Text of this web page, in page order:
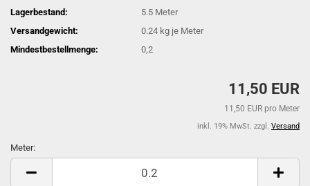
Lagerbestand: 5.5 Meter
Versandgewicht:
0.24 kg je Meter
Mindestbestellmenge:
0,2
11,50 EUR
11,50 EUR pro Meter
inkl. 19% MwSt. zzgl. Versand
Meter:
Meter